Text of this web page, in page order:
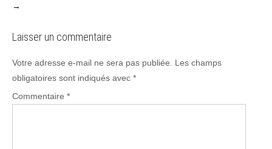
→
Laisser un commentaire
Votre adresse e-mail ne sera pas publiée.
Les champs
obligatoires sont indiqués avec *
Commentaire *